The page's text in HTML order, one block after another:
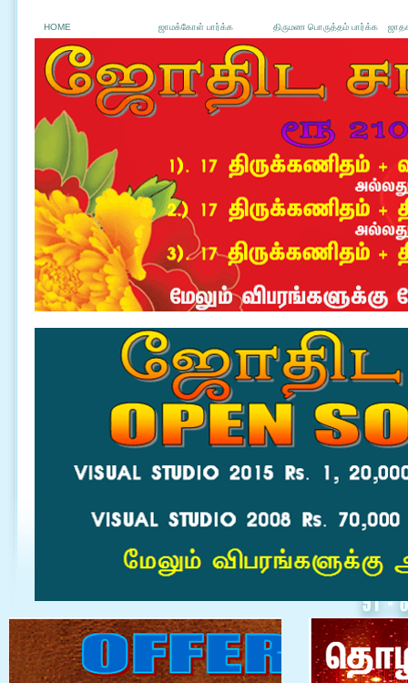
HOME ஜாமக்கோள் பார்க்க திருமண பொருத்தம் பார்க்க